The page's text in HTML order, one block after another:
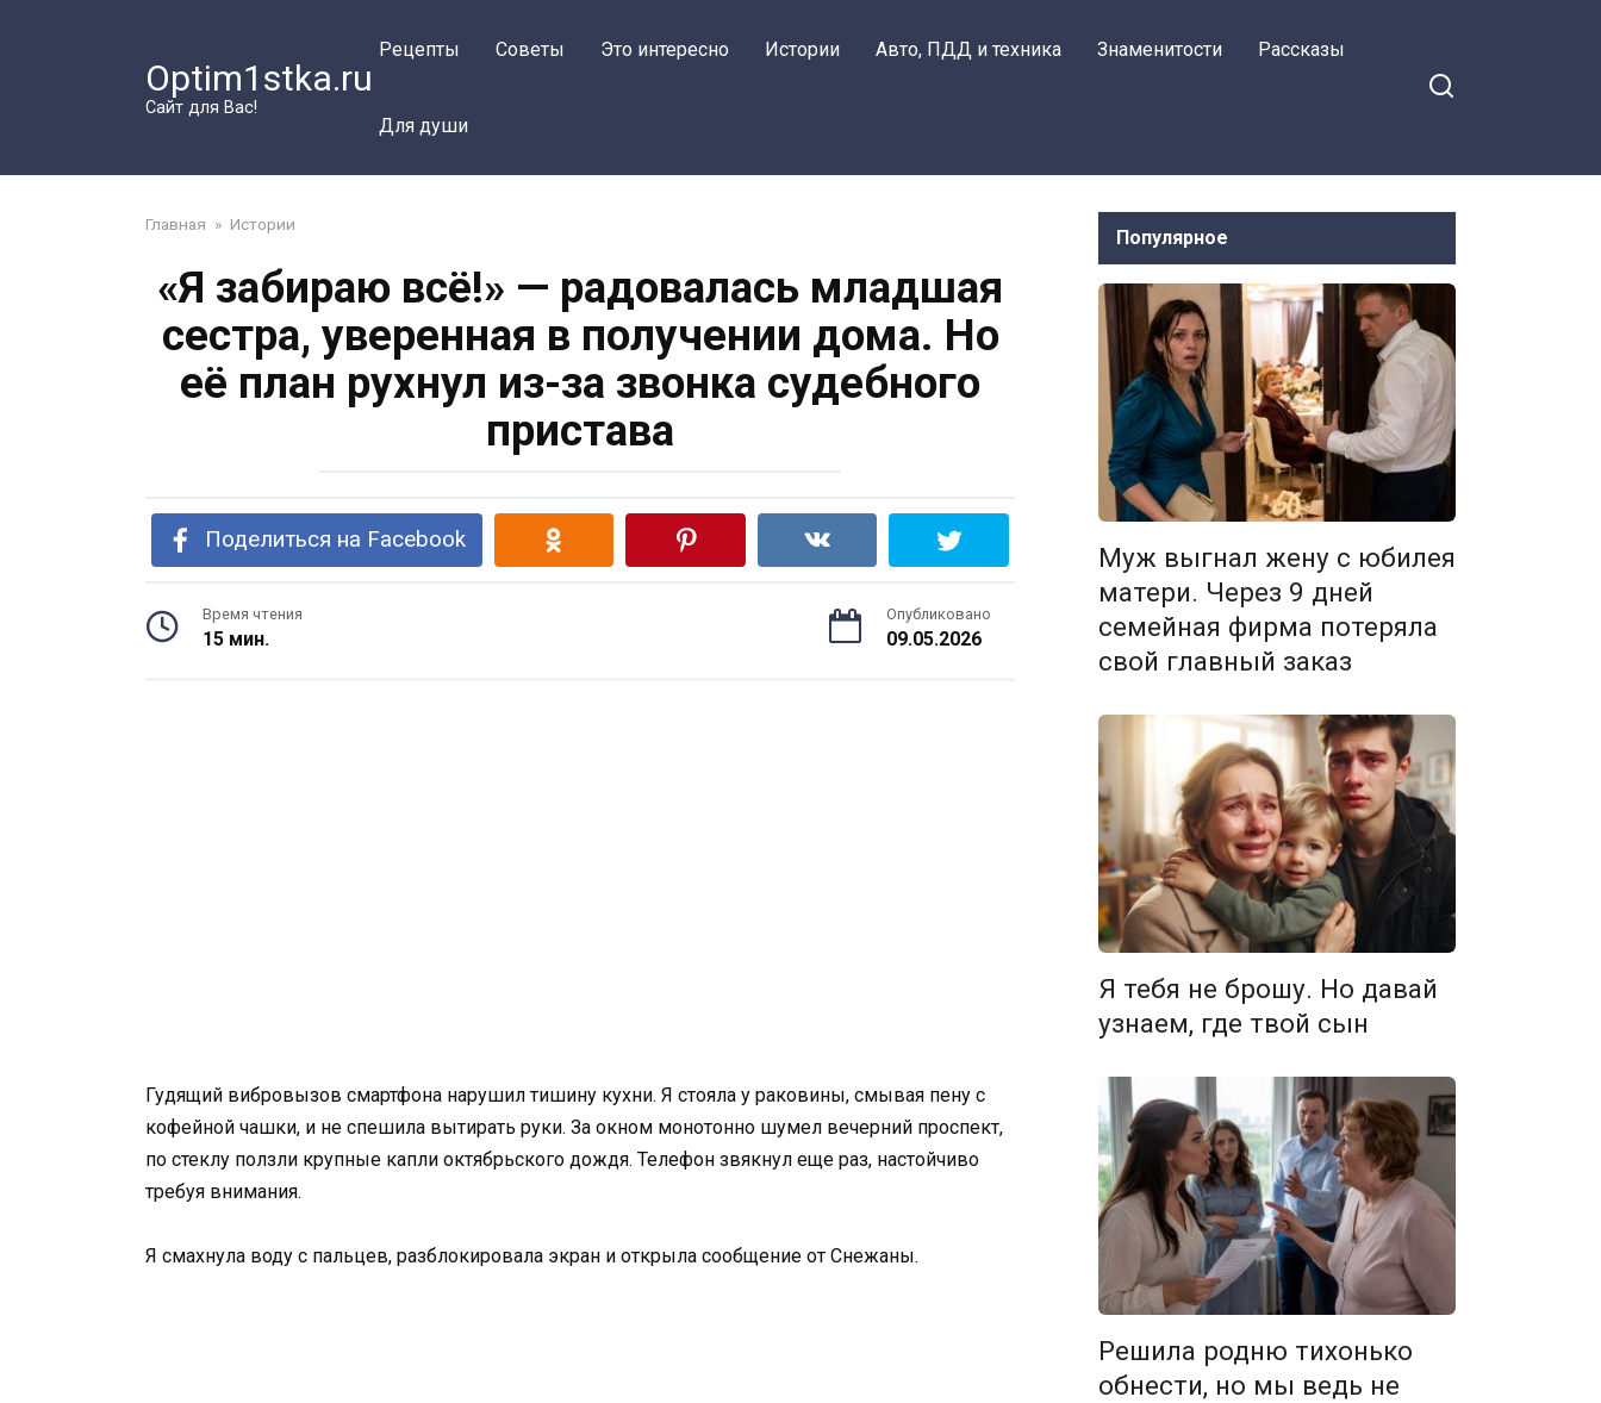
Optim1stka.ru
Сайт для Вас!
Рецепты Советы Это интересно Истории Авто, ПДД и техника Знаменитости Рассказы
Для души
Главная » Истории
«Я забираю всё!» — радовалась младшая
сестра, уверенная в получении дома. Но
её план рухнул из-за звонка судебного
пристава
Поделиться на Facebook
Время чтения
15 мин.
Опубликовано
09.05.2026
Гудящий вибровызов смартфона нарушил тишину кухни. Я стояла у раковины, смывая пену с
кофейной чашки, и не спешила вытирать руки. За окном монотонно шумел вечерний проспект,
по стеклу ползли крупные капли октябрьского дождя. Телефон звякнул еще раз, настойчиво
требуя внимания.
Я смахнула воду с пальцев, разблокировала экран и открыла сообщение от Снежаны.
Популярное
Муж выгнал жену с юбилея
матери. Через 9 дней
семейная фирма потеряла
свой главный заказ
Я тебя не брошу. Но давай
узнаем, где твой сын
Решила родню тихонько
обнести, но мы ведь не
наследстве, после
чего она принесла